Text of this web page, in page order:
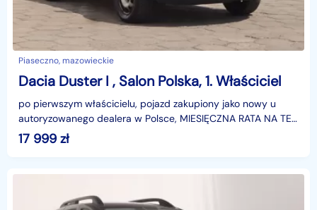
Piaseczno, mazowieckie
Dacia Duster I , Salon Polska, 1. Właściciel
po pierwszym właścicielu, pojazd zakupiony jako nowy u
autoryzowanego dealera w Polsce, MIESIĘCZNA RATA NA TEN
SAMOCHÓD JUŻ OD 107 PLN*Podana w ogłoszeniu loka
17 999 zł